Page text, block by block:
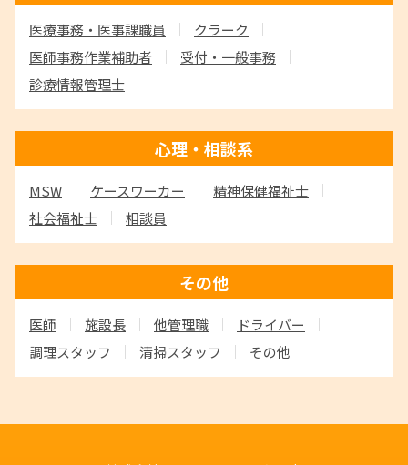
医療事務・医事課職員
クラーク
医師事務作業補助者
受付・一般事務
診療情報管理士
心理・相談系
MSW ケースワーカー
精神保健福祉士
社会福祉士
相談員
その他
医師 施設長 他管理職
ドライバー
調理スタッフ
清掃スタッフ その他